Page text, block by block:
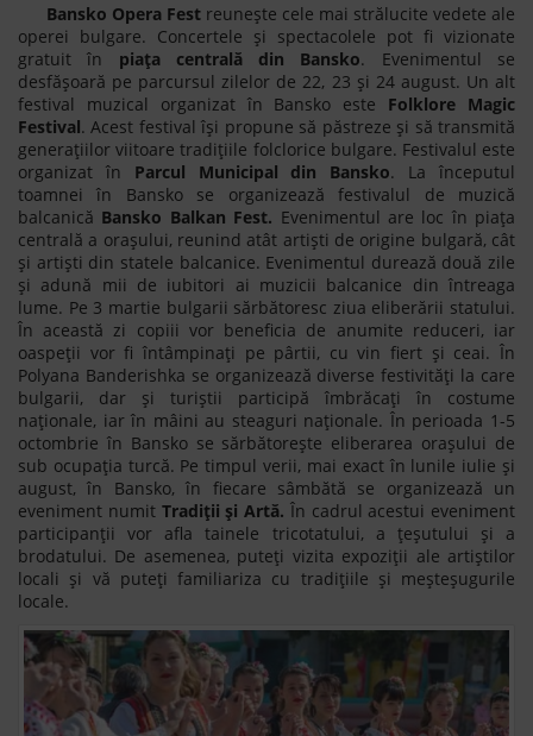
Bansko Opera Fest reuneşte cele mai strălucite vedete ale
operei bulgare. Concertele şi spectacolele pot fi vizionate
gratuit în piaţa centrală din Bansko. Evenimentul se
desfăşoară pe parcursul zilelor de 22, 23 şi 24 august. Un alt
festival muzical organizat în Bansko este Folklore Magic
Festival. Acest festival își propune să păstreze şi să transmită
generaţiilor viitoare tradițiile folclorice bulgare. Festivalul este
organizat în Parcul Municipal din Bansko. La începutul
toamnei în Bansko se organizează festivalul de muzică
balcanică Bansko Balkan Fest. Evenimentul are loc în piața
centrală a orașului, reunind atât artiști de origine bulgară, cât
și artiști din statele balcanice. Evenimentul durează două zile
și adună mii de iubitori ai muzicii balcanice din întreaga
lume. Pe 3 martie bulgarii sărbătoresc ziua eliberării statului.
În această zi copiii vor beneficia de anumite reduceri, iar
oaspeții vor fi întâmpinați pe pârtii, cu vin fiert și ceai. În
Polyana Banderishka se organizează diverse festivități la care
bulgarii, dar și turiștii participă îmbrăcați în costume
naționale, iar în mâini au steaguri naționale. În perioada 1-5
octombrie în Bansko se sărbătorește eliberarea orașului de
sub ocupația turcă. Pe timpul verii, mai exact în lunile iulie și
august, în Bansko, în fiecare sâmbătă se organizează un
eveniment numit Tradiții și Artă. În cadrul acestui eveniment
participanții vor afla tainele tricotatului, a țeșutului și a
brodatului. De asemenea, puteți vizita expoziții ale artiștilor
locali și vă puteți familiariza cu tradițiile și meșteșugurile
locale.